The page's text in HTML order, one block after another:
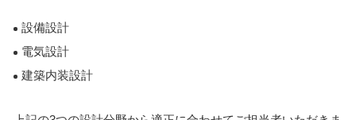
設備設計
電気設計
建築内装設計